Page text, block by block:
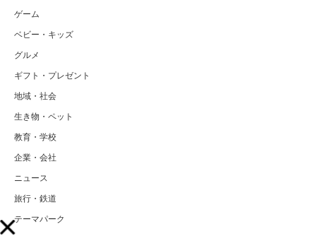
ゲーム
ベビー・キッズ
グルメ
ギフト・プレゼント
地域・社会
生き物・ペット
教育・学校
企業・会社
ニュース
旅行・鉄道
テーマパーク